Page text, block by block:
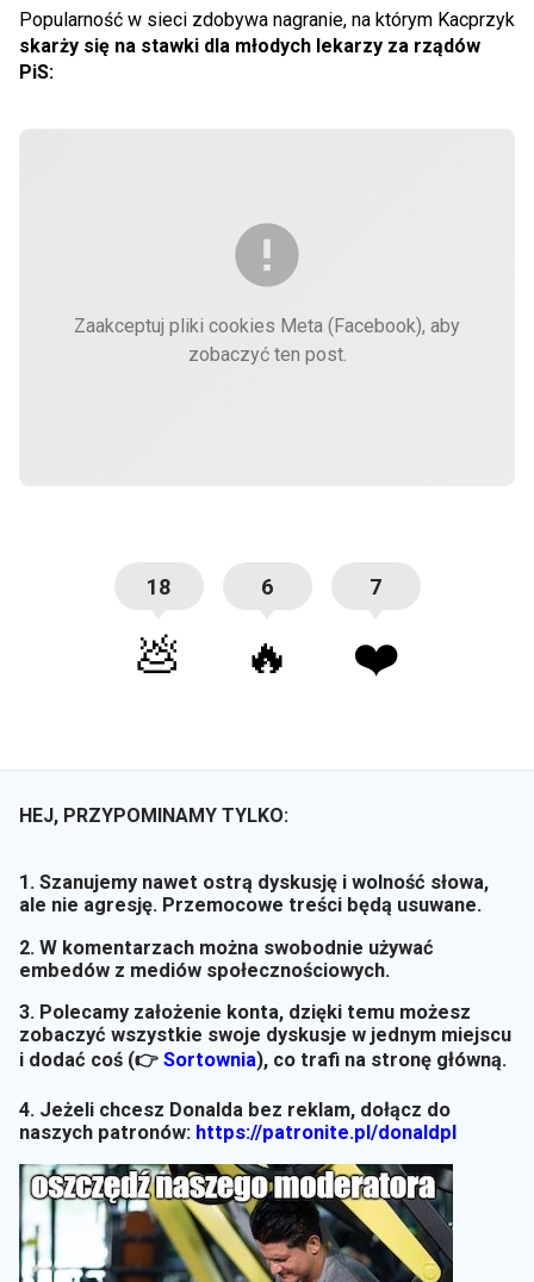
Popularność w sieci zdobywa nagranie, na którym Kacprzyk
skarży się na stawki dla młodych lekarzy za rządów
PiS:
Zaakceptuj pliki cookies Meta (Facebook), aby
zobaczyć ten post.
18
💩
6
🔥
7
❤️
HEJ, PRZYPOMINAMY TYLKO:
1. Szanujemy nawet ostrą dyskusję i wolność słowa,
ale nie agresję. Przemocowe treści będą usuwane.
2. W komentarzach można swobodnie używać
embedów z mediów społecznościowych.
3. Polecamy założenie konta, dzięki temu możesz
zobaczyć wszystkie swoje dyskusje w jednym miejscu
i dodać coś (👉 Sortownia), co trafi na stronę główną.
4. Jeżeli chcesz Donalda bez reklam, dołącz do
naszych patronów: https://patronite.pl/donaldpl